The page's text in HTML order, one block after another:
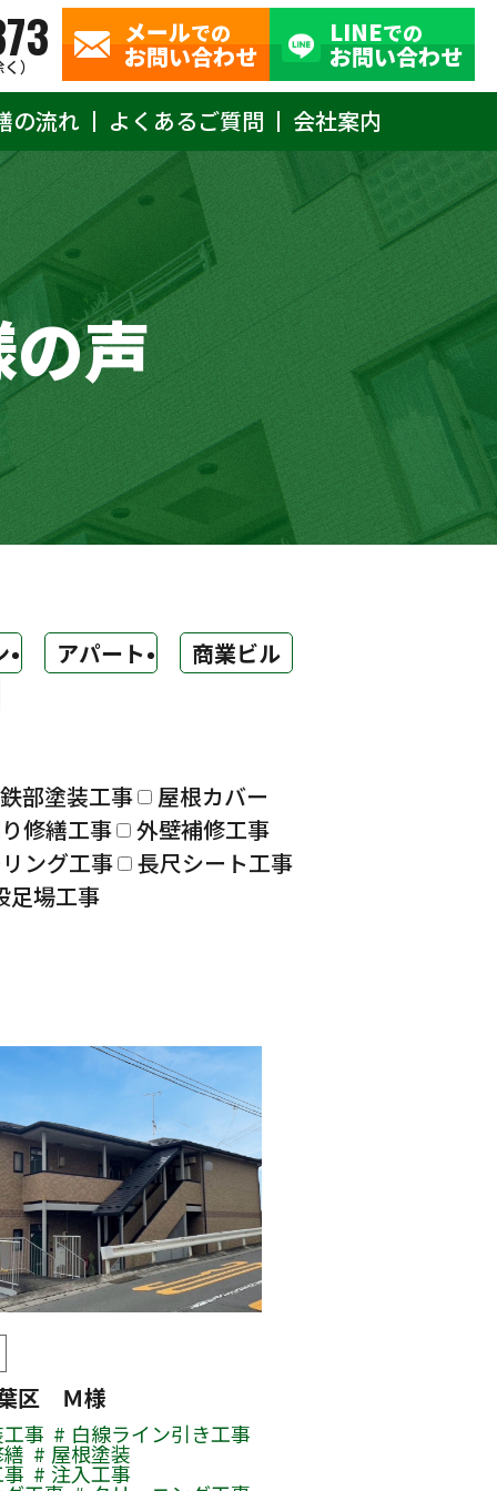
）
メールでの
お問い合わせ
LINEでの
お問い合わせ
の流れ よくあるご質問 会社案内
声
アパート
商業ビル
鉄部塗装工事
屋根カバー
修繕工事
外壁補修工事
ング工事
長尺シート工事
足場工事
区 Ｍ様
事 白線ライン引き工事
屋根塗装
注入工事